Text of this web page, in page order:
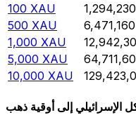
100 XAU 1,294,230
500 XAU 6,471,160
1,000 XAU
5,000 XAU
10,000 XAU
الإسرائيلي إلى أوقية ذهب